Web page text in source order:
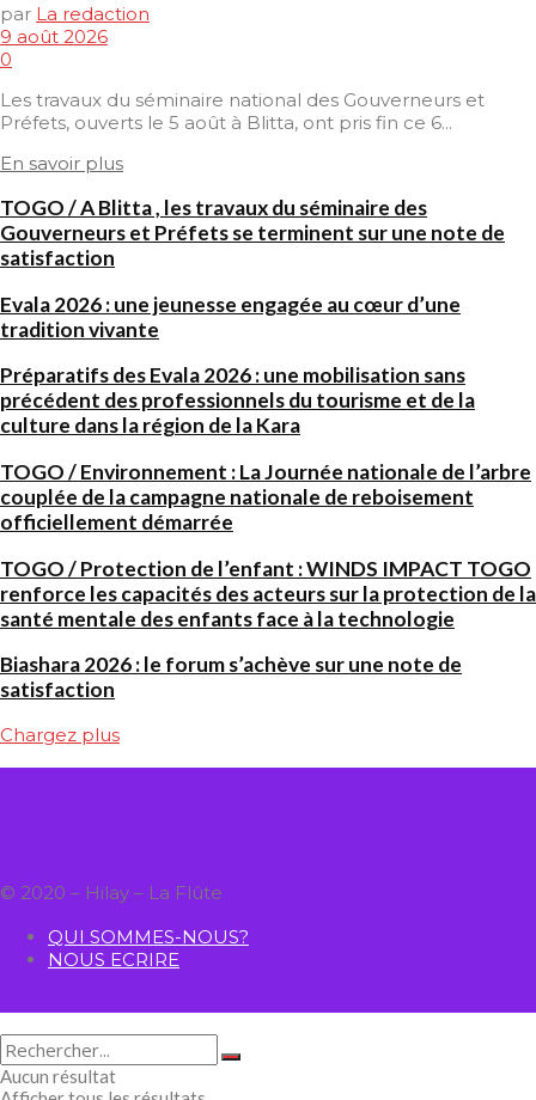
par La redaction
9 août 2026
0
Les travaux du séminaire national des Gouverneurs et
Préfets, ouverts le 5 août à Blitta, ont pris fin ce 6...
En savoir plus
TOGO / A Blitta , les travaux du séminaire des
Gouverneurs et Préfets se terminent sur une note de
satisfaction
Evala 2026 : une jeunesse engagée au cœur d’une
tradition vivante
Préparatifs des Evala 2026 : une mobilisation sans
précédent des professionnels du tourisme et de la
culture dans la région de la Kara
TOGO / Environnement : La Journée nationale de l’arbre
couplée de la campagne nationale de reboisement
officiellement démarrée
TOGO / Protection de l’enfant : WINDS IMPACT TOGO
renforce les capacités des acteurs sur la protection de la
santé mentale des enfants face à la technologie
Biashara 2026 : le forum s’achève sur une note de
satisfaction
Chargez plus
© 2020 – Hilay – La Flûte
QUI SOMMES-NOUS?
NOUS ECRIRE
Aucun résultat